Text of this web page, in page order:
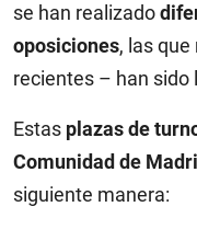
se han realizado
oposiciones, las
recientes – han sido
Estas plazas de
Comunidad de
siguiente manera: